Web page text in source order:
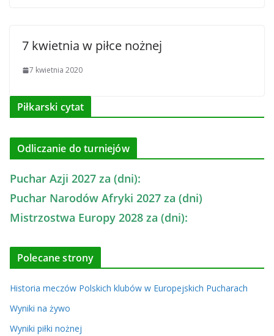
7 kwietnia w piłce nożnej
7 kwietnia 2020
Piłkarski cytat
Odliczanie do turniejów
Puchar Azji 2027 za (dni):
Puchar Narodów Afryki 2027 za (dni)
Mistrzostwa Europy 2028 za (dni):
Polecane strony
Historia meczów Polskich klubów w Europejskich Pucharach
Wyniki na żywo
Wyniki piłki nożnej